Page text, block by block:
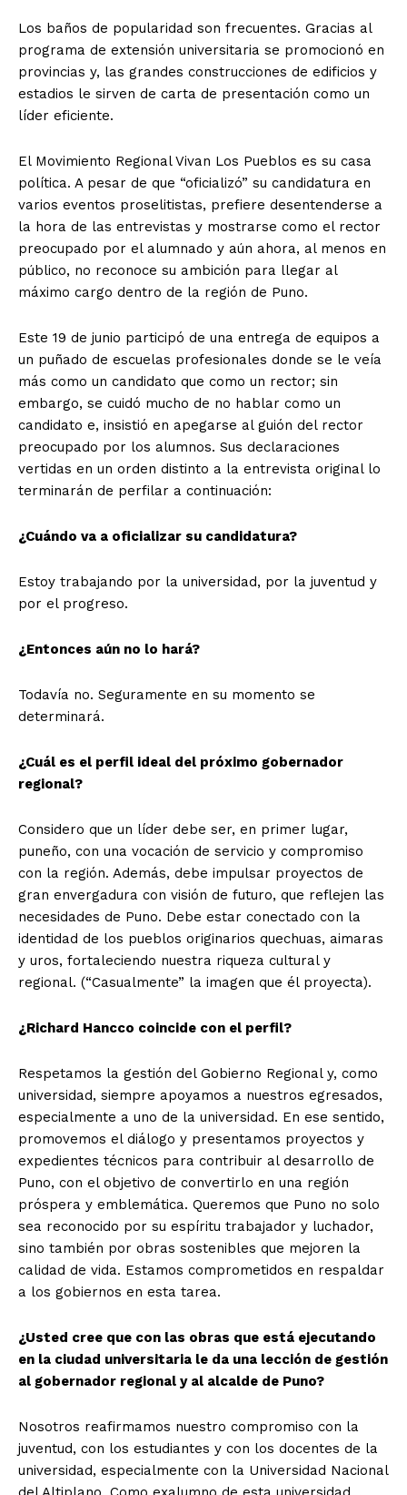
Los baños de popularidad son frecuentes. Gracias al
programa de extensión universitaria se promocionó en
provincias y, las grandes construcciones de edificios y
estadios le sirven de carta de presentación como un
líder eficiente.
El Movimiento Regional Vivan Los Pueblos es su casa
política. A pesar de que “oficializó” su candidatura en
varios eventos proselitistas, prefiere desentenderse a
la hora de las entrevistas y mostrarse como el rector
preocupado por el alumnado y aún ahora, al menos en
público, no reconoce su ambición para llegar al
máximo cargo dentro de la región de Puno.
Este 19 de junio participó de una entrega de equipos a
un puñado de escuelas profesionales donde se le veía
más como un candidato que como un rector; sin
embargo, se cuidó mucho de no hablar como un
candidato e, insistió en apegarse al guión del rector
preocupado por los alumnos. Sus declaraciones
vertidas en un orden distinto a la entrevista original lo
terminarán de perfilar a continuación:
¿Cuándo va a oficializar su candidatura?
Estoy trabajando por la universidad, por la juventud y
por el progreso.
¿Entonces aún no lo hará?
Todavía no. Seguramente en su momento se
determinará.
¿Cuál es el perfil ideal del próximo gobernador
regional?
Considero que un líder debe ser, en primer lugar,
puneño, con una vocación de servicio y compromiso
con la región. Además, debe impulsar proyectos de
gran envergadura con visión de futuro, que reflejen las
necesidades de Puno. Debe estar conectado con la
identidad de los pueblos originarios quechuas, aimaras
y uros, fortaleciendo nuestra riqueza cultural y
regional. (“Casualmente” la imagen que él proyecta).
¿Richard Hancco coincide con el perfil?
Respetamos la gestión del Gobierno Regional y, como
universidad, siempre apoyamos a nuestros egresados,
especialmente a uno de la universidad. En ese sentido,
promovemos el diálogo y presentamos proyectos y
expedientes técnicos para contribuir al desarrollo de
Puno, con el objetivo de convertirlo en una región
próspera y emblemática. Queremos que Puno no solo
sea reconocido por su espíritu trabajador y luchador,
sino también por obras sostenibles que mejoren la
calidad de vida. Estamos comprometidos en respaldar
a los gobiernos en esta tarea.
¿Usted cree que con las obras que está ejecutando
en la ciudad universitaria le da una lección de gestión
al gobernador regional y al alcalde de Puno?
Nosotros reafirmamos nuestro compromiso con la
juventud, con los estudiantes y con los docentes de la
universidad, especialmente con la Universidad Nacional